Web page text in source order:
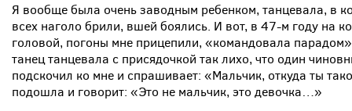
Я вообще была очень заводным ребенком, танцевала, в
всех наголо брили, вшей боялись. И вот, в 47-м году на
головой, погоны мне прицепили, «командовала
танец танцевала с присядочкой так лихо, что один
подскочил ко мне и спрашивает: «Мальчик, откуда ты
подошла и говорит: «Это не мальчик, это девочка…»